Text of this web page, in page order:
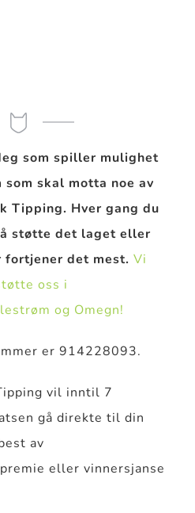
som spiller mulighet
skal motta noe av
Tipping. Hver gang du
støtte det laget eller
fortjener det mest. Vi
oss i
og Omegn!
er 914228093.
vil inntil 7
gå direkte til din
av
eller vinnersjanse